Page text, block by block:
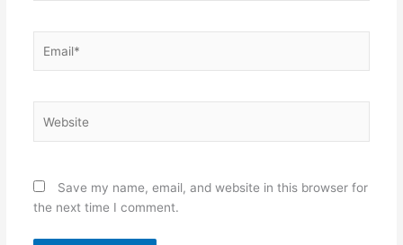
Save my name, email, and website in this browser for
the next time I comment.